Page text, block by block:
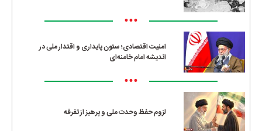
•••
امنیت اقتصادی؛ ستون پایداری و اقتدار ملی در
اندیشه امام خامنه‌ای
•••
لزوم حفظ وحدت ملی و پرهیز از تفرقه